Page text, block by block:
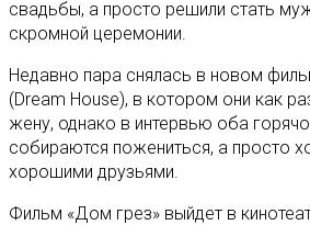
свадьбы, а просто решили стать
скромной церемонии.
Недавно пара снялась в новом
(Dream House), в котором они как
жену, однако в интервью оба горячо
собираются пожениться, а просто
хорошими друзьями.
Фильм «Дом грез» выйдет в